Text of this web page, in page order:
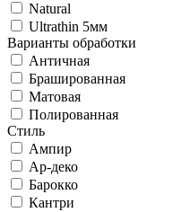
Natural
Ultrathin 5мм
Варианты обработки
Античная
Брашированная
Матовая
Полированная
Стиль
Ампир
Ар-деко
Барокко
Кантри